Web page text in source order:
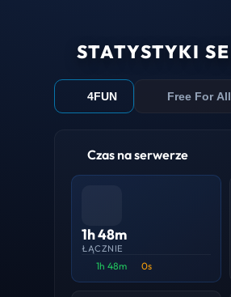
STATYSTYKI
4FUN Free For All
Czas na serwerze
1h 48m
ŁĄCZNIE
1h 48m 0s